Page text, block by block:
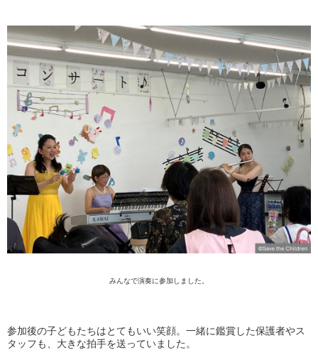
みんなで演奏に参加 しました
参加後の子どもたちはとてもいい笑顔。一緒に鑑賞した保護者やス
タッフも、大きな拍手を送っていました。